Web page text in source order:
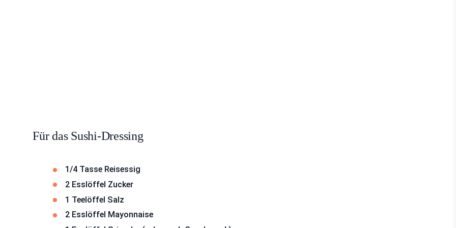
Für das Sushi-Dressing
1/4 Tasse Reisessig
2 Esslöffel Zucker
1 Teelöffel Salz
2 Esslöffel Mayonnaise